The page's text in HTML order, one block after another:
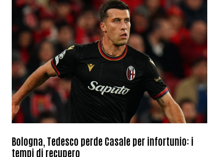
Bologna, Tedesco perde Casale per infortunio: i
tempi di recupero